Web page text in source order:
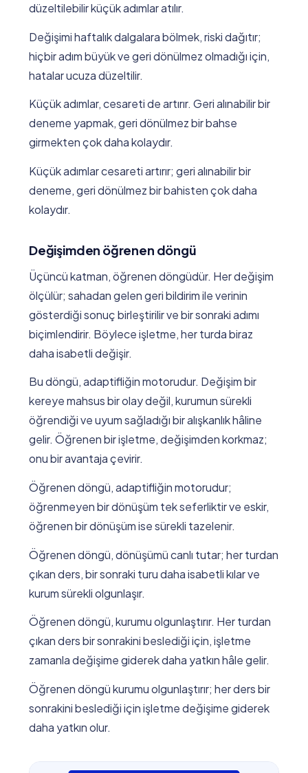
düzeltilebilir küçük adımlar atılır.
Değişimi haftalık dalgalara bölmek, riski dağıtır;
hiçbir adım büyük ve geri dönülmez olmadığı için,
hatalar ucuza düzeltilir.
Küçük adımlar, cesareti de artırır. Geri alınabilir bir
deneme yapmak, geri dönülmez bir bahse
girmekten çok daha kolaydır.
Küçük adımlar cesareti artırır; geri alınabilir bir
deneme, geri dönülmez bir bahisten çok daha
kolaydır.
Değişimden öğrenen döngü
Üçüncü katman, öğrenen döngüdür. Her değişim
ölçülür; sahadan gelen geri bildirim ile verinin
gösterdiği sonuç birleştirilir ve bir sonraki adımı
biçimlendirir. Böylece işletme, her turda biraz
daha isabetli değişir.
Bu döngü, adaptifliğin motorudur. Değişim bir
kereye mahsus bir olay değil, kurumun sürekli
öğrendiği ve uyum sağladığı bir alışkanlık hâline
gelir. Öğrenen bir işletme, değişimden korkmaz;
onu bir avantaja çevirir.
Öğrenen döngü, adaptifliğin motorudur;
öğrenmeyen bir dönüşüm tek seferliktir ve eskir,
öğrenen bir dönüşüm ise sürekli tazelenir.
Öğrenen döngü, dönüşümü canlı tutar; her turdan
çıkan ders, bir sonraki turu daha isabetli kılar ve
kurum sürekli olgunlaşır.
Öğrenen döngü, kurumu olgunlaştırır. Her turdan
çıkan ders bir sonrakini beslediği için, işletme
zamanla değişime giderek daha yatkın hâle gelir.
Öğrenen döngü kurumu olgunlaştırır; her ders bir
sonrakini beslediği için işletme değişime giderek
daha yatkın olur.